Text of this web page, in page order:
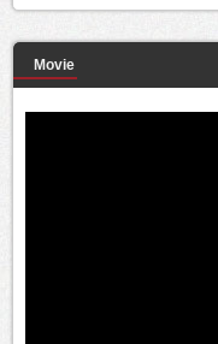
Movie